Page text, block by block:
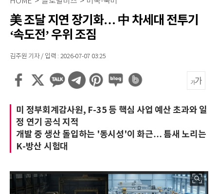
美 조달 지연 장기화… 中 차세대 전투기
‘속도전’ 우위 조짐
김주원 기자 / 입력 : 2026-07-07 03:25
미 정부회계감사원, F-35 등 핵심 사업 예산 초과와 일
정 연기 공식 지적
개발 중 생산 돌입하는 '동시성'이 화근… 틈새 노리는
K-방산 시험대